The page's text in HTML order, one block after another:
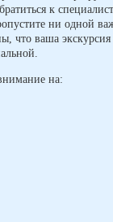
к
ни одной
ваша экскурсия
на: